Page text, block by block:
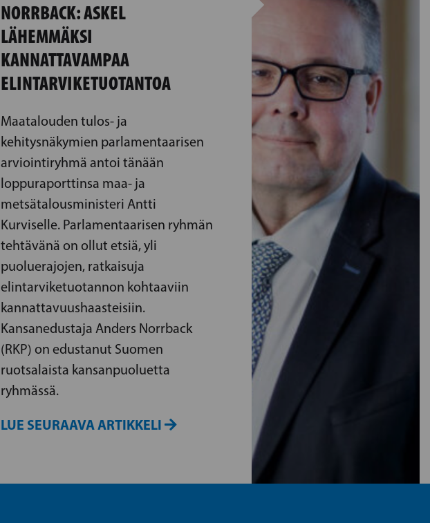
NORRBACK: ASKEL
LÄHEMMÄKSI
KANNATTAVAMPAA
ELINTARVIKETUOTANTOA
Maatalouden tulos- ja
kehitysnäkymien parlamentaarisen
arviointiryhmä antoi tänään
loppuraporttinsa maa- ja
metsätalousministeri Antti
Kurviselle. Parlamentaarisen ryhmän
tehtävänä on ollut etsiä, yli
puoluerajojen, ratkaisuja
elintarviketuotannon kohtaaviin
kannattavuushaasteisiin.
Kansanedustaja Anders Norrback
(RKP) on edustanut Suomen
ruotsalaista kansanpuoluetta
ryhmässä.
LUE SEURAAVA ARTIKKELI